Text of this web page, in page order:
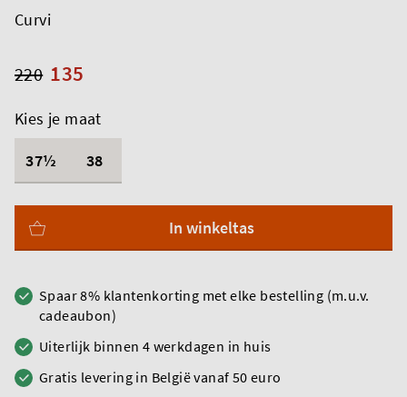
Curvi
135
220
Kies je maat
37½
38
In winkeltas
Spaar 8% klantenkorting met elke bestelling (m.u.v.
cadeaubon)
Uiterlijk binnen 4 werkdagen in huis
Gratis levering in België vanaf 50 euro